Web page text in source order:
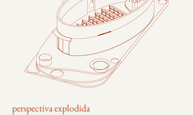
perspectiva explodida